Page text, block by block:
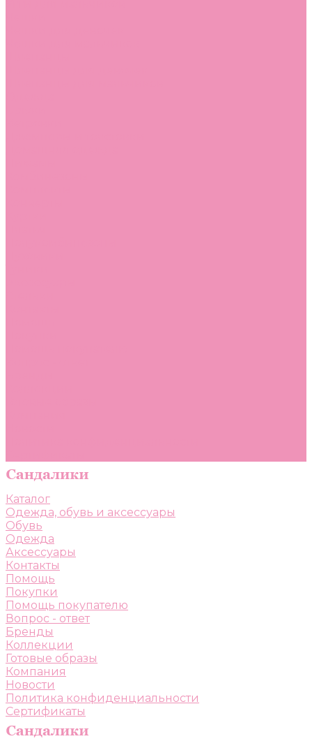
Каталог
Одежда, обувь и аксессуары
Обувь
Одежда
Аксессуары
Контакты
Помощь
Покупки
Помощь покупателю
Вопрос - ответ
Бренды
Коллекции
Готовые образы
Компания
Новости
Политика конфиденциальности
Сертификаты